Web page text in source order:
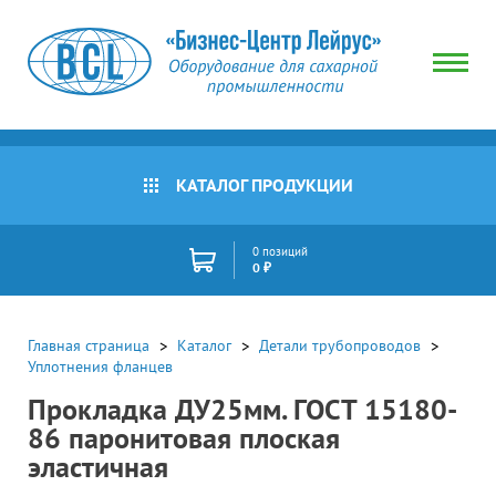
КАТАЛОГ ПРОДУКЦИИ
0 позиций
0 ₽
Главная страница Каталог
Детали трубопроводов
Уплотнения фланцев
Прокладка ДУ25мм. ГОСТ 15180-
86 паронитовая плоская
эластичная